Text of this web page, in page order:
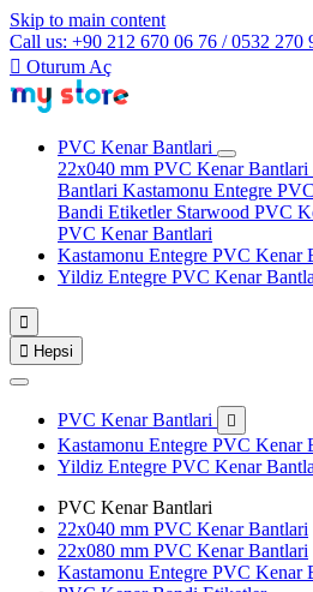
Skip to main content
Call us: +90 212 670 06 76 / 0532 270
 Oturum Aç
PVC Kenar Bantlari
22x040 mm PVC Kenar Bantlari
Bantlari Kastamonu Entegre
Bandi Etiketler Starwood PVC
PVC Kenar Bantlari
Kastamonu Entegre PVC Kenar
Yildiz Entegre PVC Kenar

 Hepsi
PVC Kenar Bantlari 
Kastamonu Entegre PVC Kenar
Yildiz Entegre PVC Kenar
PVC Kenar Bantlari
22x040 mm PVC Kenar Bantlari
22x080 mm PVC Kenar Bantlari
Kastamonu Entegre PVC Kenar